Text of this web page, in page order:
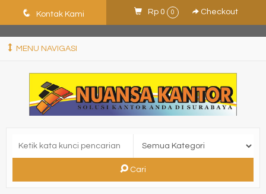
ShHJDjQkcPDuLJpz5vo9xB9ewDNF0CFUN1SBEXTVeWo
q Kontak Kami Rp 0 0 Checkout
MENU NAVIGASI
Cari